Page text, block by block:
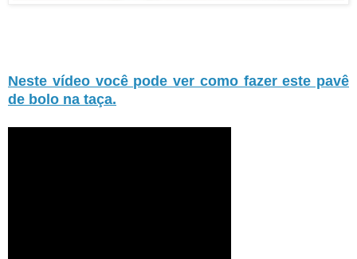
Neste vídeo você pode ver como fazer este pavê
de bolo na taça.